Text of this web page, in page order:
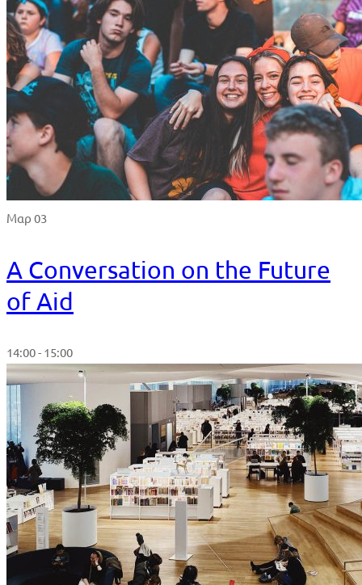
Μαρ 03
A Conversation on the Future
of Aid
14:00 - 15:00